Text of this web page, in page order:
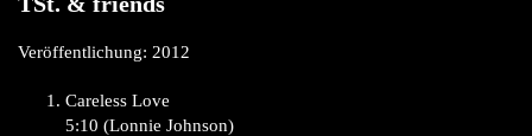
Veröffentlichung: 2012
Careless Love
5:10 (Lonnie Johnson)